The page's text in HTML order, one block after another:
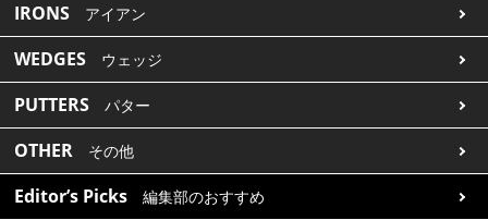
IRONS アイアン
WEDGES ウェッジ
PUTTERS パター
OTHER その他
Editor’s Picks 編集部のおすすめ